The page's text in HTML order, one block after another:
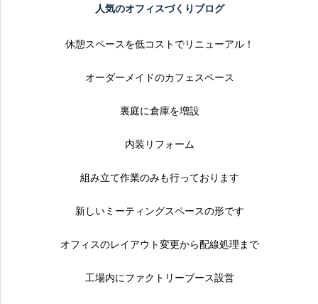
人気のオフィスづくりブログ
休憩スペースを低コストでリニューアル！
オーダーメイドのカフェスペース
裏庭に倉庫を増設
内装リフォーム
組み立て作業のみも行っております
新しいミーティングスペースの形です
オフィスのレイアウト変更から配線処理まで
工場内にファクトリーブース設営